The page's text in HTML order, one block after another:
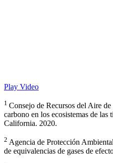
Play Video
1 Consejo de Recursos del Aire
carbono en los ecosistemas de las
California. 2020.
2 Agencia de Protección
de equivalencias de gases de